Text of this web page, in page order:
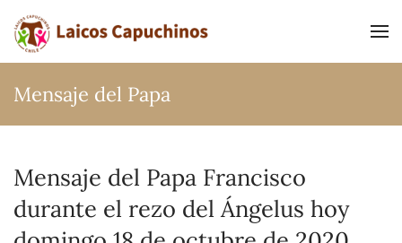
Ir al contenido principal
Mensaje del Papa
Mensaje del Papa Francisco
durante el rezo del Ángelus hoy